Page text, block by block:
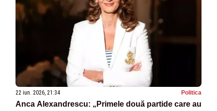
22 iun. 2026, 21:34 Politica
Anca Alexandrescu: „Primele două partide care au